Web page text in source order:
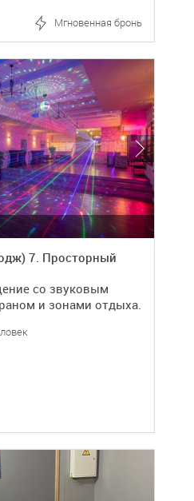
Мгновенная бронь
7. Просторный
со звуковым
и зонами отдыха.